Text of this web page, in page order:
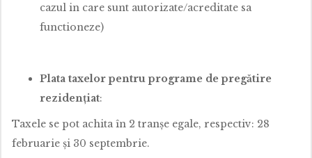
cazul in care sunt autorizate/acreditate sa
functioneze)
Plata taxelor pentru programe de pregătire
rezidențiat:
Taxele se pot achita în 2 tranșe egale, respectiv: 28
februarie și 30 septembrie.